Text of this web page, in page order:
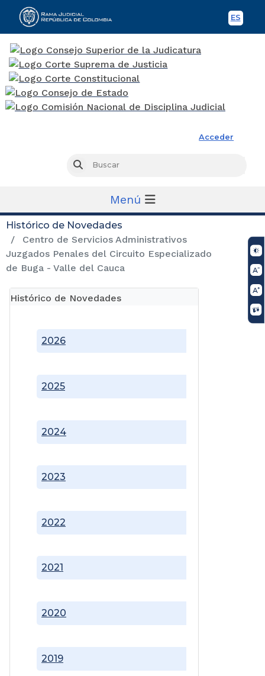
ES
Acceder
Buscar
Menú
Histórico de Novedades
Centro de Servicios Administrativos
Juzgados Penales del Circuito Especializado
de Buga - Valle del Cauca
Histórico de Novedades
2019
2020
2021
2022
2023
2024
2025
2026